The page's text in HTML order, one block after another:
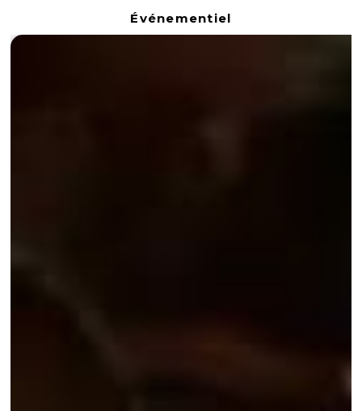
Événementiel